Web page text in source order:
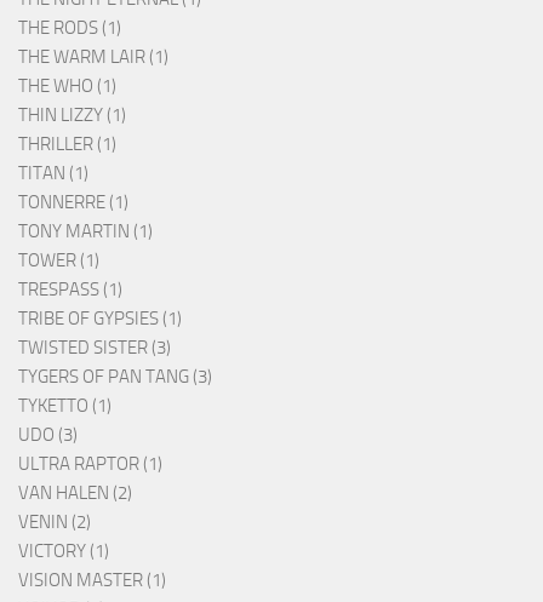
THE RODS (1)
THE WARM LAIR (1)
THE WHO (1)
THIN LIZZY (1)
THRILLER (1)
TITAN (1)
TONNERRE (1)
TONY MARTIN (1)
TOWER (1)
TRESPASS (1)
TRIBE OF GYPSIES (1)
TWISTED SISTER (3)
TYGERS OF PAN TANG (3)
TYKETTO (1)
UDO (3)
ULTRA RAPTOR (1)
VAN HALEN (2)
VENIN (2)
VICTORY (1)
VISION MASTER (1)